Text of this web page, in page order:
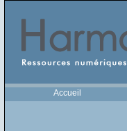
Accueil